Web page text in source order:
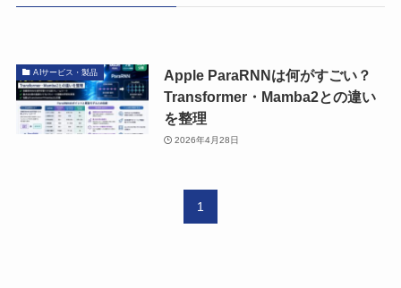
AIサービス・製品
Apple ParaRNNは何がすごい？
Transformer・Mamba2との違い
を整理
2026年4月28日
1